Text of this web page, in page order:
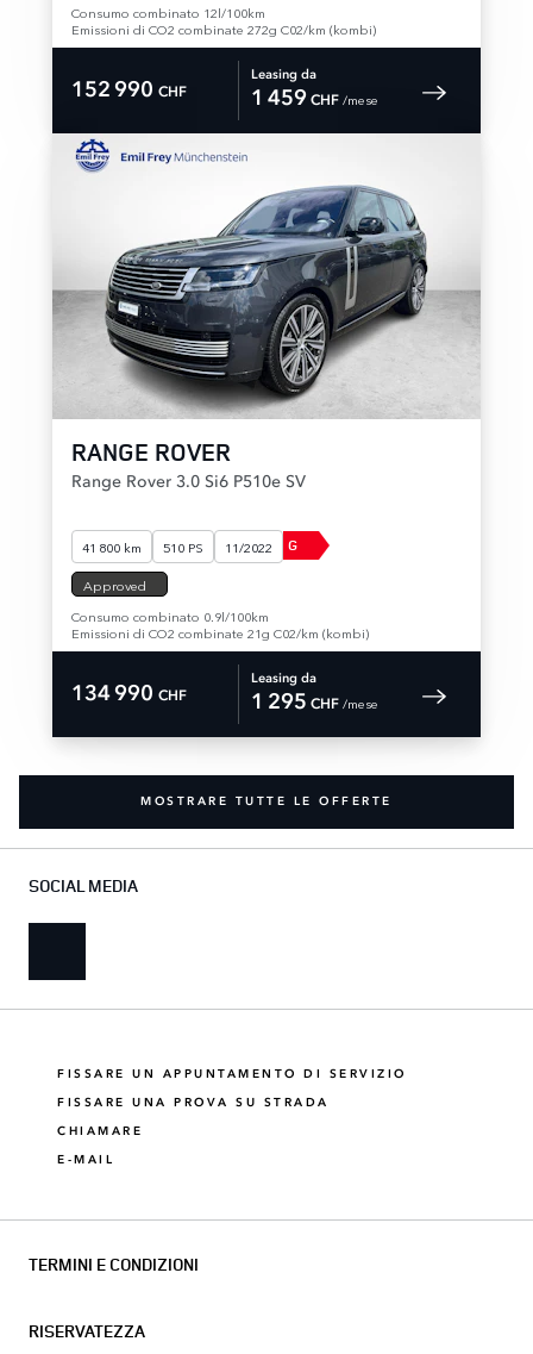
Consumo combinato 12l/100km
Emissioni di CO2 combinate 272g C02/km (kombi)
152 990 CHF
Leasing da
1 459 CHF /mese
RANGE ROVER
Range Rover 3.0 Si6 P510e SV
41 800 km 510 PS 11/2022 G
Approved
Consumo combinato 0.9l/100km
Emissioni di CO2 combinate 21g C02/km (kombi)
134 990 CHF
Leasing da
1 295 CHF /mese
MOSTRARE TUTTE LE OFFERTE
TERMINI E CONDIZIONI
RISERVATEZZA
FISSARE UN APPUNTAMENTO DI SERVIZIO
FISSARE UNA PROVA SU STRADA
CHIAMARE
E-MAIL
SOCIAL MEDIA